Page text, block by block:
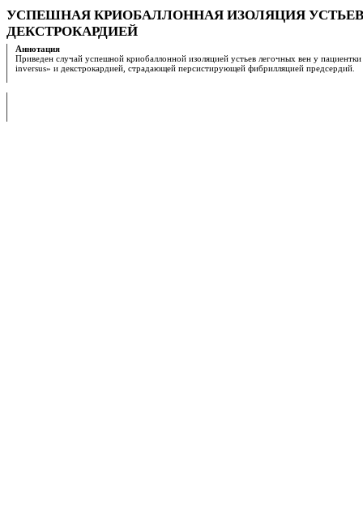
УСПЕШНАЯ КРИОБАЛЛОННАЯ ИЗОЛЯЦИЯ УСТЬЕВ
ДЕКСТРОКАРДИЕЙ
Аннотация
Приведен случай успешной криобаллонной изоляцией устьев легочных вен у пациентки
inversus» и декстрокардией, страдающей персистирующей фибрилляцией предсердий.